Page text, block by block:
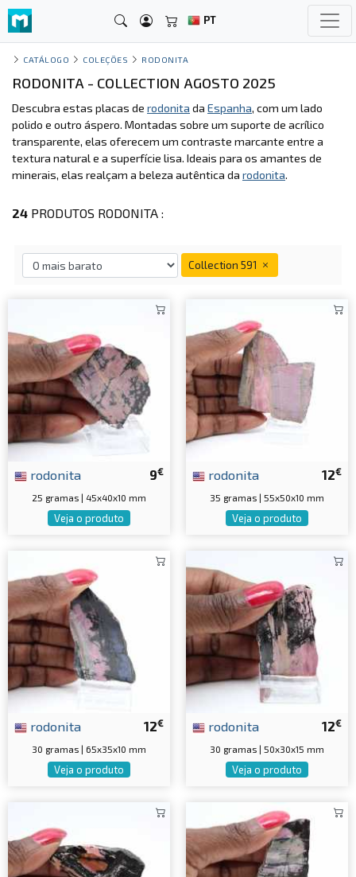
PT
CATÁLOGO COLEÇÕES RODONITA
RODONITA - COLLECTION AGOSTO 2025
Descubra estas placas de rodonita da Espanha, com um lado
polido e outro áspero. Montadas sobre um suporte de acrílico
transparente, elas oferecem um contraste marcante entre a
textura natural e a superfície lisa. Ideais para os amantes de
minerais, elas realçam a beleza autêntica da rodonita.
24 PRODUTOS RODONITA :
Collection 591
9€
rodonita
25 gramas | 45x40x10 mm
Veja o produto
12€
rodonita
35 gramas | 55x50x10 mm
Veja o produto
12€
rodonita
30 gramas | 65x35x10 mm
Veja o produto
12€
rodonita
30 gramas | 50x30x15 mm
Veja o produto